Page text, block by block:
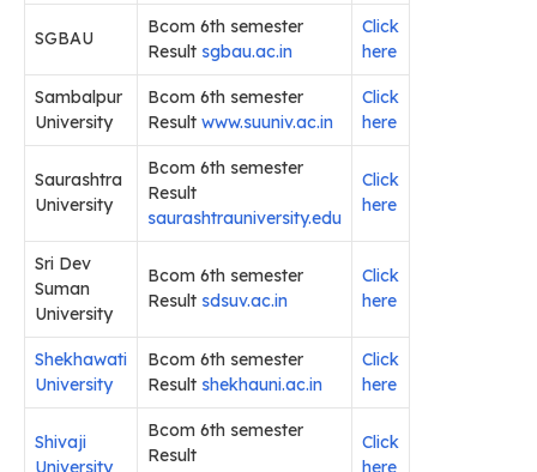
SGBAU
Bcom 6th semester
Result sgbau.ac.in
Click
here
Sambalpur
University
Bcom 6th semester
Result www.suuniv.ac.in
Click
here
Saurashtra
University
Bcom 6th semester
Result
saurashtrauniversity.edu
Click
here
Sri Dev
Suman
University
Bcom 6th semester
Result sdsuv.ac.in
Click
here
Shekhawati
University
Bcom 6th semester
Result shekhauni.ac.in
Click
here
Shivaji
University
Bcom 6th semester
Result
Click
here